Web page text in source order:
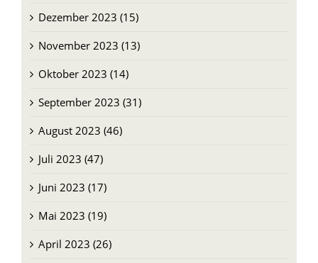
Dezember 2023 (15)
November 2023 (13)
Oktober 2023 (14)
September 2023 (31)
August 2023 (46)
Juli 2023 (47)
Juni 2023 (17)
Mai 2023 (19)
April 2023 (26)